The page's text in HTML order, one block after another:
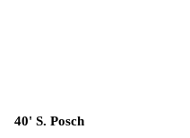
40' S. Posch